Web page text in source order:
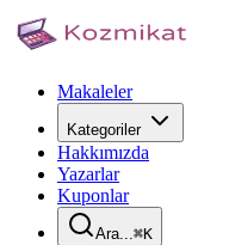
Makaleler
Kategoriler
Hakkımızda
Yazarlar
Kuponlar
Ara...⌘K